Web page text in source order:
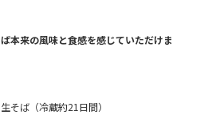
本来の風味と食感を感じていただけま
そば（冷蔵約21日間）